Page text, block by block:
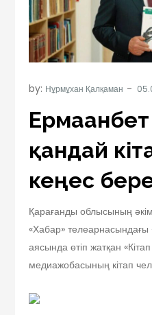
by: Нұрмұхан Қалқаман
қандай
кеңес
Қарағанды облысының
«Хабар»
аясында өтіп жатқан
медиажобасының кітап